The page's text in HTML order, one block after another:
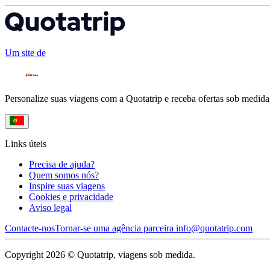
Um site de
Personalize suas viagens com a Quotatrip e receba ofertas sob
Links úteis
Precisa de ajuda?
Quem somos nós?
Inspire suas viagens
Cookies e privacidade
Aviso legal
Contacte-nosTornar-se uma agência parceira info@quotatrip.com
Copyright 2026 © Quotatrip, viagens sob medida.